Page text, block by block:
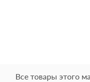
Все товары этого